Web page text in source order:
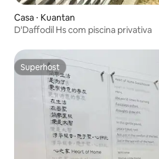
Casa ⋅ Kuantan
D'Daffodil Hs com piscina privativa
Superhost
Superhost